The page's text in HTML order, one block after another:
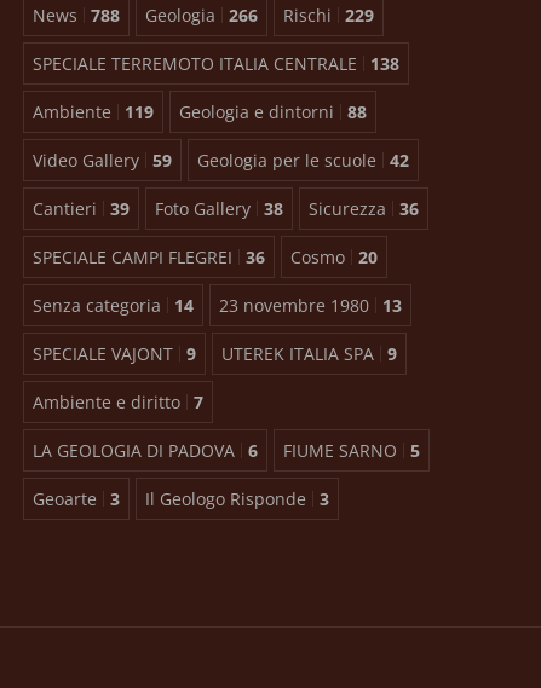
News 788 Geologia 266 Rischi 229
SPECIALE TERREMOTO ITALIA CENTRALE 138
Ambiente 119 Geologia e dintorni 88
Video Gallery 59 Geologia per le scuole 42
Cantieri 39 Foto Gallery 38 Sicurezza 36
SPECIALE CAMPI FLEGREI 36 Cosmo 20
Senza categoria 14 23 novembre 1980 13
SPECIALE VAJONT 9 UTEREK ITALIA SPA 9
Ambiente e diritto 7
LA GEOLOGIA DI PADOVA 6 FIUME SARNO 5
Geoarte 3 Il Geologo Risponde 3